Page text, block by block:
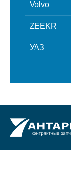
Volvo
ZEEKR
УАЗ